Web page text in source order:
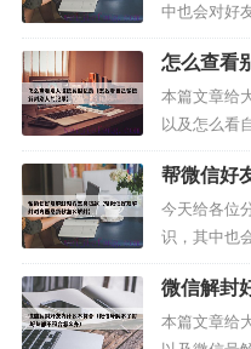
友辅助，怎
中也会对好
如果能碰巧
站（微信解
览：1、微
自助解封的
怎么查看
微信解封
本篇文章给
以及怎么看
点，希望对
本文目录一
2、微信怎
录 如何查看
帮微信好
友解封对
今天给各位
识，其中也
解封进行解
题，别忘了
吧！本文目
微信解封
了封,好友
本篇文章给